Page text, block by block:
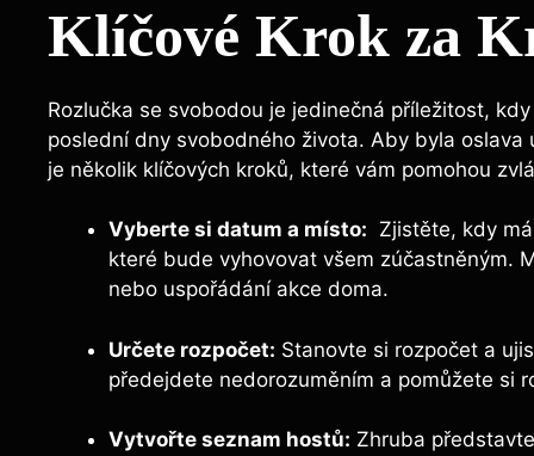
Klíčové ⁤Krok za
Rozlučka se svobodou je jedinečná ⁤příležitost,
poslední dny svobodného ‌života. Aby byla
je několik klíčových kroků, které vám pomohou
Vyberte si datum⁤ a místo:
Zjistěte, kdy
které​ bude vyhovovat všem zúčastněným.
nebo uspořádání​ akce ⁢doma.
Určete rozpočet: Stanovte si rozpočet a
předejdete nedorozuměním⁢ a pomůžete si
Vytvořte​ seznam ‌hostů: Zhruba